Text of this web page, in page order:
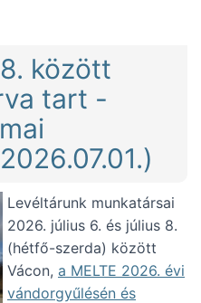
között
tart -
Levéltárunk munkatársai
2026. július 6. és július 8.
(hétfő-szerda) között
Vácon, a MELTE 2026. évi
vándorgyűlésén és